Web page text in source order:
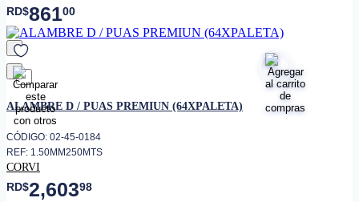
RD$86100
favorito
ALAMBRE D / PUAS PREMIUN (64XPALETA)
CÓDIGO: 02-45-0184
REF: 1.50MM250MTS
CORVI
RD$2,60398